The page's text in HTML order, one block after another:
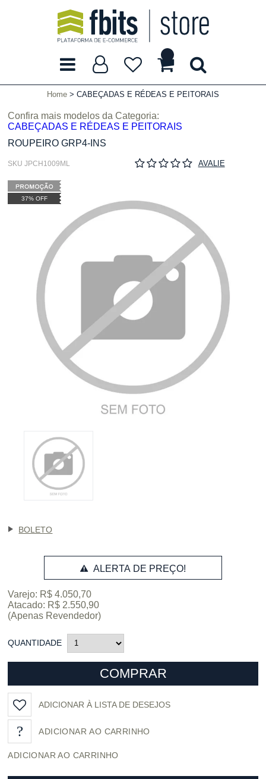
Home CABEÇADAS E RÉDEAS E PEITORAIS
37% OFF
ROUPEIRO GRP4-INS
SKU JPCH1009ML AVALIE
BOLETO
Confira mais modelos da Categoria:
CABEÇADAS E RÉDEAS E PEITORAIS
ALERTA DE PREÇO!
Varejo: R$ 4.050,70
Atacado: R$ 2.550,90
(Apenas Revendedor)
QUANTIDADE
COMPRAR
ADICIONAR À LISTA DE DESEJOS
ADICIONAR AO CARRINHO